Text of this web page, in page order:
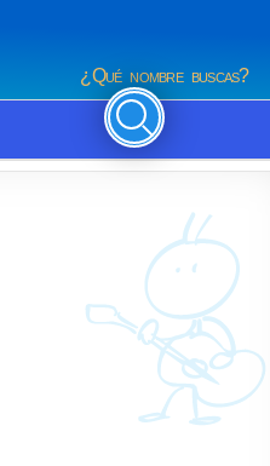
¿Qué nombre buscas?